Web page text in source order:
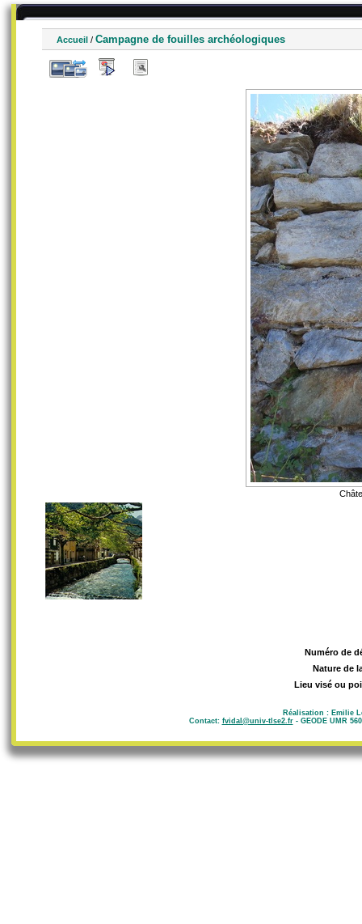
Accueil / Campagne de fouilles archéologiques
Numéro de
Nature de
Lieu visé ou
Réalisation : Emilie
Contact: fvidal@univ-tlse2.fr- GEODE UMR